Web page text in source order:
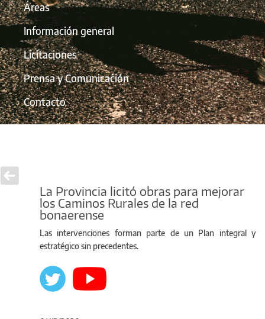
Áreas
Información general
Licitaciones
Prensa y Comunicación
Contacto
La Provincia licitó obras para mejorar
los Caminos Rurales de la red
bonaerense
Las intervenciones forman parte de un Plan integral y
estratégico sin precedentes.